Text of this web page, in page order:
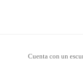
Cuenta con un